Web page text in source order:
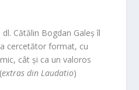
Cătălin Bogdan Galeș îl
cercetător format, cu
cât și ca un valoros
extras din Laudatio)